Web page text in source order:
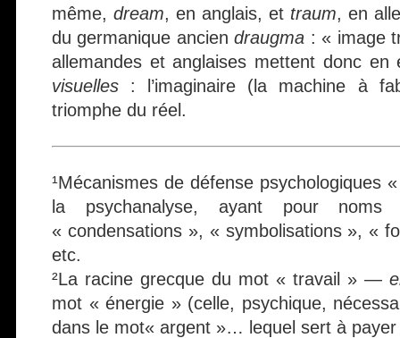
même, dream, en anglais, et traum, en
du germanique anciendraugma : « image
allemandes et anglaises mettent donc
visuelles : l’imaginaire (la machine à
triomphe du réel.
¹Mécanismes de défense psychologiques
la psychanalyse, ayant pour
« condensations », « symbolisations », «
etc.
²La racine grecque du mot « travail » —
mot « énergie » (celle, psychique,
dans le mot« argent »… lequel sert à